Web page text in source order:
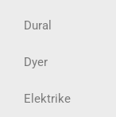
Dural
Dyer
Elektrike